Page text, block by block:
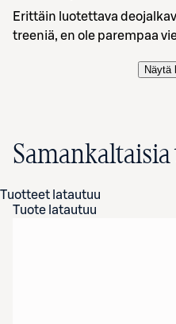
Erittäin luotettava
treeniä, en ole parempaa
Näytä
Tuotteet latautuu
Tuote latautuu